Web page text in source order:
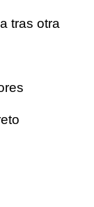
tras otra